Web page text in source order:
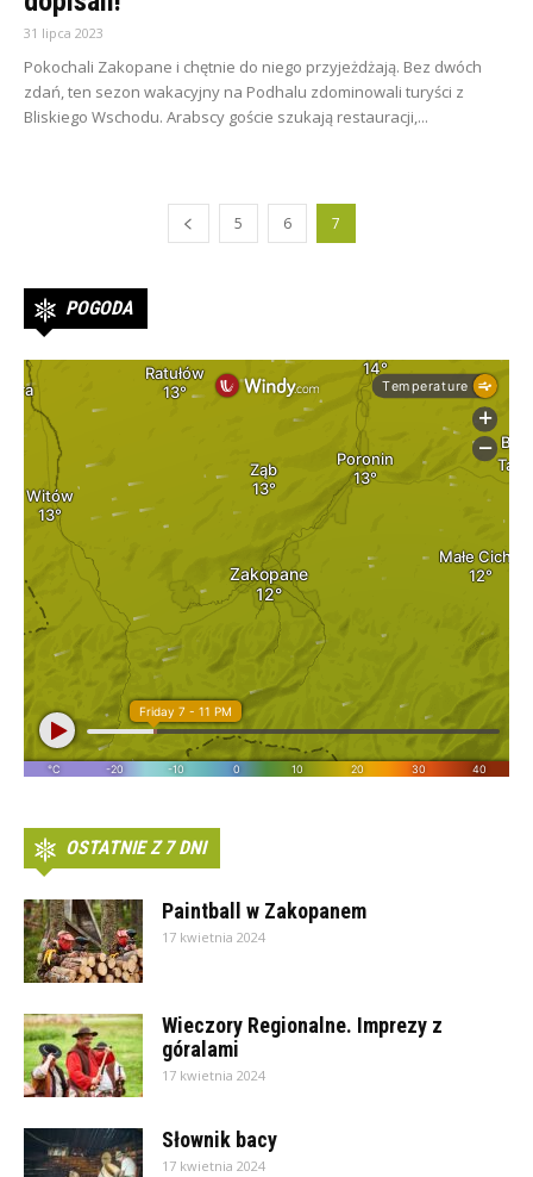
31 lipca 2023
Pokochali Zakopane i chętnie do niego przyjeżdżają. Bez dwóch
zdań, ten sezon wakacyjny na Podhalu zdominowali turyści z
Bliskiego Wschodu. Arabscy goście szukają restauracji,...
5 6 7
POGODA
OSTATNIE Z 7 DNI
Paintball w Zakopanem
17 kwietnia 2024
Wieczory Regionalne. Imprezy z
góralami
17 kwietnia 2024
Słownik bacy
17 kwietnia 2024